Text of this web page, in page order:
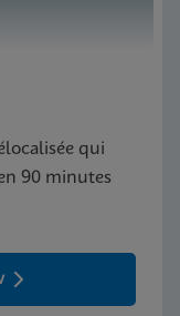
qui
90 minutes